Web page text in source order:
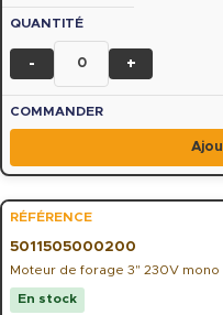
- +
5011505000200
Moteur de forage 3" 230V mono
En stock